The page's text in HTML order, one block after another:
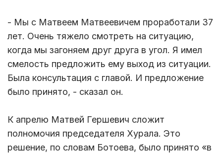
- Мы с Матвеем Матвеевичем проработали 37
лет. Очень тяжело смотреть на ситуацию,
когда мы загоняем друг друга в угол. Я имел
смелость предложить ему выход из ситуации.
Была консультация с главой. И предложение
было принято, - сказал он.
К апрелю Матвей Гершевич сложит
полномочия председателя Хурала. Это
решение, по словам Ботоева, было принято «в